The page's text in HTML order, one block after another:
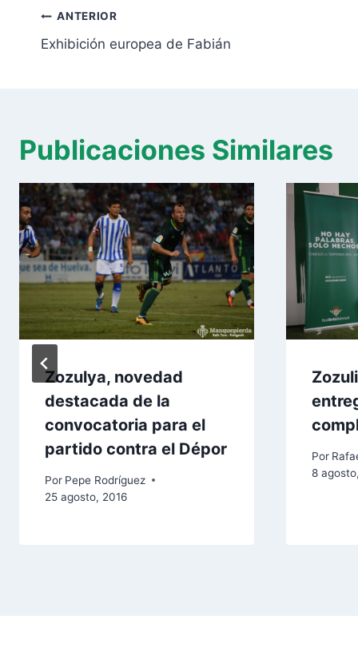
entrada:
Navegación
de
ANTERIOR
Exhibición europea de Fabián
Publicaciones Similares
Zozulya, novedad
destacada de la
convocatoria para el
partido contra el Dépor
Por Pepe Rodríguez
25 agosto, 2016
Por
8